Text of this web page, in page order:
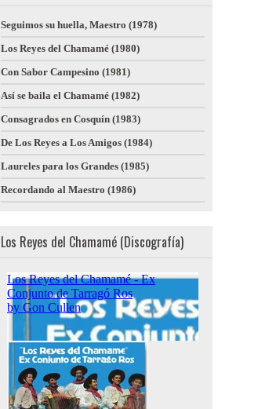
Seguimos su huella, Maestro (1978)
Los Reyes del Chamamé (1980)
Con Sabor Campesino (1981)
Así se baila el Chamamé (1982)
Consagrados en Cosquín (1983)
De Los Reyes a Los Amigos (1984)
Laureles para los Grandes (1985)
Recordando al Maestro (1986)
Los Reyes del Chamamé (Discografía)